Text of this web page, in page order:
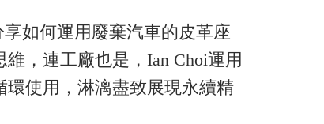
如何運用廢棄汽車的皮革座
，連工廠也是，Ian Choi運用
使用，淋漓盡致展現永續精